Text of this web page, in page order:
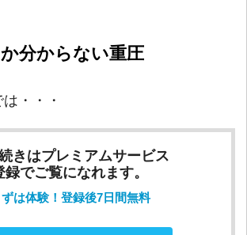
分からない重圧
・・・
きはプレミアムサービス
録でご覧になれます。
ずは体験！登録後7日間無料